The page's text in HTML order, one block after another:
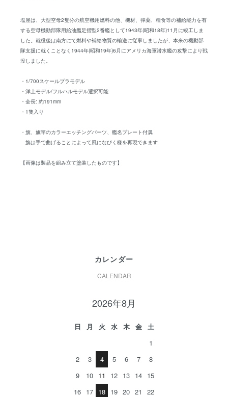
塩屋は、大型空母2隻分の航空機用燃料の他、機材、弾薬、糧食等の補給能力を有
する空母機動部隊用給油艦足摺型2番艦として1943年(昭和18年)11月に竣工しま
した。就役後は南方にて燃料や補給物質の輸送に従事しましたが、本来の機動部
隊支援に就くことなく1944年(昭和19年)6月にアメリカ海軍潜水艦の攻撃により戦
没しました。
・1/700スケールプラモデル
・洋上モデル/フルハルモデル選択可能
・全長: 約191mm
・1隻入り
・旗、旗竿のカラーエッチングパーツ、艦名プレート付属
旗は手で曲げることによって風になびく様を再現できます
【画像は製品を組み立て塗装したものです】
カレンダー
CALENDAR
2026年8月
日 月 火 水 木 金
土
1
2
3 4 5 6 7
8
9
10 11 12 13 14 15
16 17 18 19 20 21
22